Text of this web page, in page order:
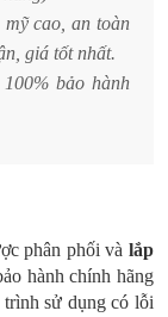
cao, an toàn
giá tốt nhất.
bảo hành
phân phối vàlắp
hành chính hãng
trình sử dụng có lỗi